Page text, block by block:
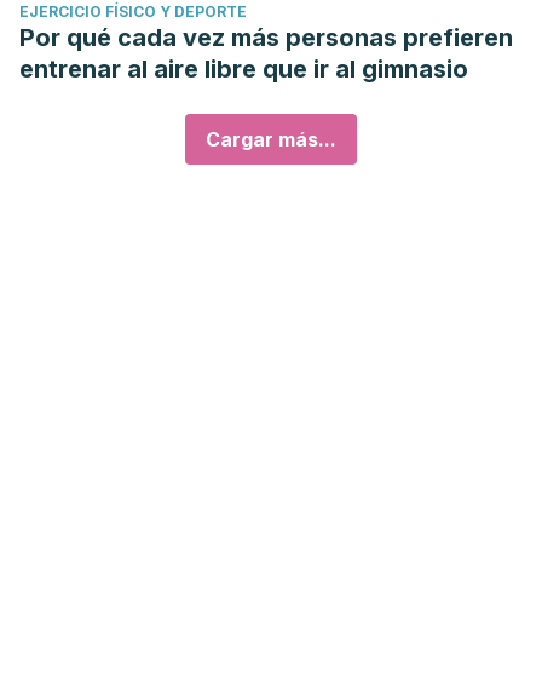
EJERCICIO FÍSICO Y DEPORTE
Por qué cada vez más personas prefieren
entrenar al aire libre que ir al gimnasio
Cargar más...